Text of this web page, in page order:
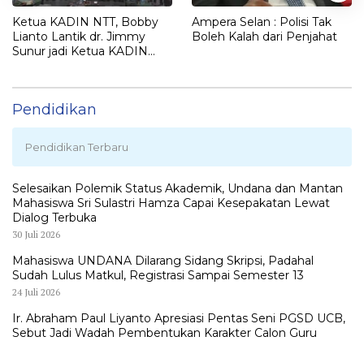
Ketua KADIN NTT, Bobby
Lianto Lantik dr. Jimmy
Sunur jadi Ketua KADIN
Ampera Selan : Polisi Tak
Boleh Kalah dari Penjahat
Pendidikan
Pendidikan Terbaru
Selesaikan Polemik Status Akademik, Undana dan Mantan
Mahasiswa Sri Sulastri Hamza Capai Kesepakatan Lewat
Dialog Terbuka
30 Juli 2026
Mahasiswa UNDANA Dilarang Sidang Skripsi, Padahal
Sudah Lulus Matkul, Registrasi Sampai Semester 13
24 Juli 2026
Ir. Abraham Paul Liyanto Apresiasi Pentas Seni PGSD UCB,
Sebut Jadi Wadah Pembentukan Karakter Calon Guru